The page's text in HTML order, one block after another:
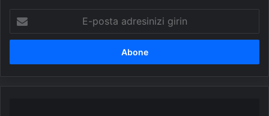
posta
adresinizi